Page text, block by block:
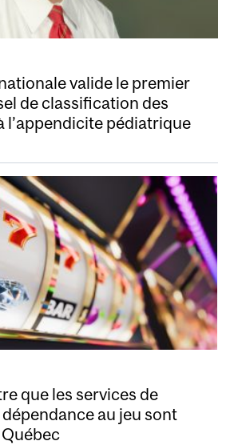
valide le premier
de classification des
l’appendicite pédiatrique
que les services de
au jeu sont